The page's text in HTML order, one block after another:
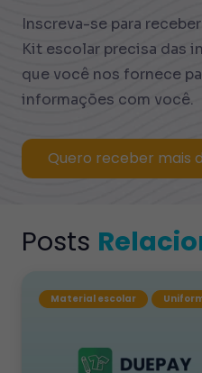
Inscreva-se para
Kit escolar precisa das
que você nos fornece
informações com você.
Quero receber mais
Posts
Material escolar